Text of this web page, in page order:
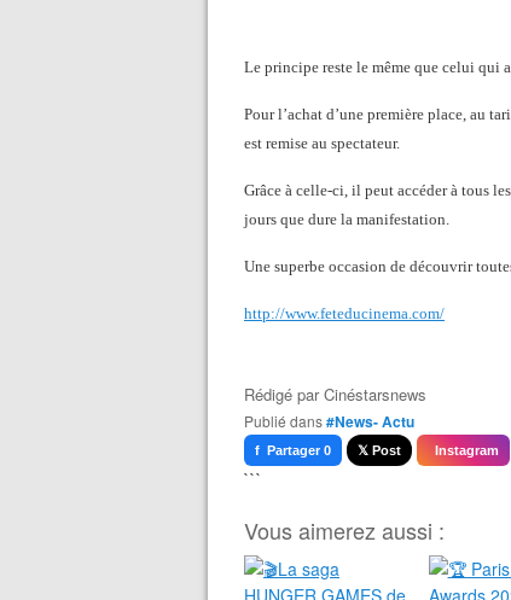
Le principe reste le même que celui qui
Pour l’achat d’une première place, au
est remise au spectateur.
Grâce à celle-ci, il peut accéder à tous
jours que dure la manifestation.
Une superbe occasion de découvrir
http://www.feteducinema.com/
Rédigé parCinéstarsnews
Publié dans#News- Actu
f Partager 0 𝕏 Post Instagram
```
Vous aimerez aussi :